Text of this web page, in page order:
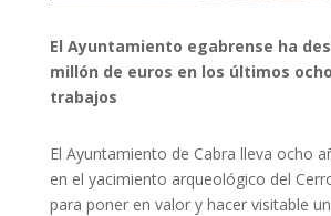
El Ayuntamiento egabrense ha
millón de euros en los últimos
trabajos
El Ayuntamiento de Cabra lleva ocho
en el yacimiento arqueológico del
para poner en valor y hacer visitable